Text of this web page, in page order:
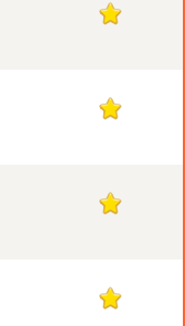
1
1
1
1